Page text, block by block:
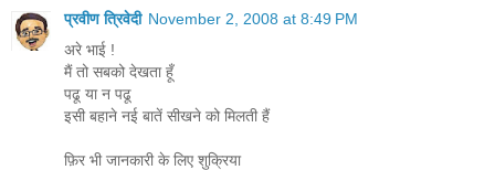
प्रवीण त्रिवेदी November 2, 2008 at 8:49 PM
अरे भाई !
मैं तो सबको देखता हूँ
पढू या न पढू
इसी बहाने नई बातें सीखने को मिलती हैं
फ़िर भी जानकारी के लिए शुक्रिया